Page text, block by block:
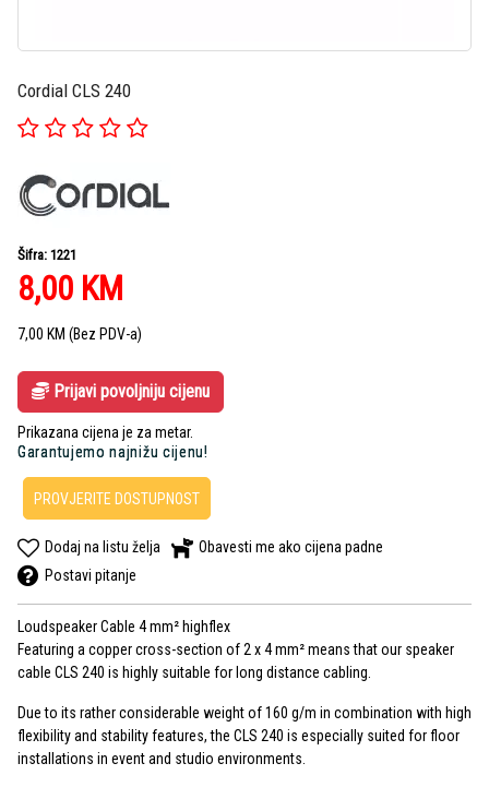
Cordial CLS 240
Šifra: 1221
8,00 KM
7,00 KM (Bez PDV-a)
Prijavi povoljniju cijenu
Prikazana cijena je za metar.
Garantujemo najnižu cijenu!
PROVJERITE DOSTUPNOST
Dodaj na listu želja
Obavesti me ako cijena padne
Postavi pitanje
Loudspeaker Cable 4 mm² highflex
Featuring a copper cross-section of 2 x 4 mm² means that our speaker
cable CLS 240 is highly suitable for long distance cabling.
Due to its rather considerable weight of 160 g/m in combination with high
flexibility and stability features, the CLS 240 is especially suited for floor
installations in event and studio environments.